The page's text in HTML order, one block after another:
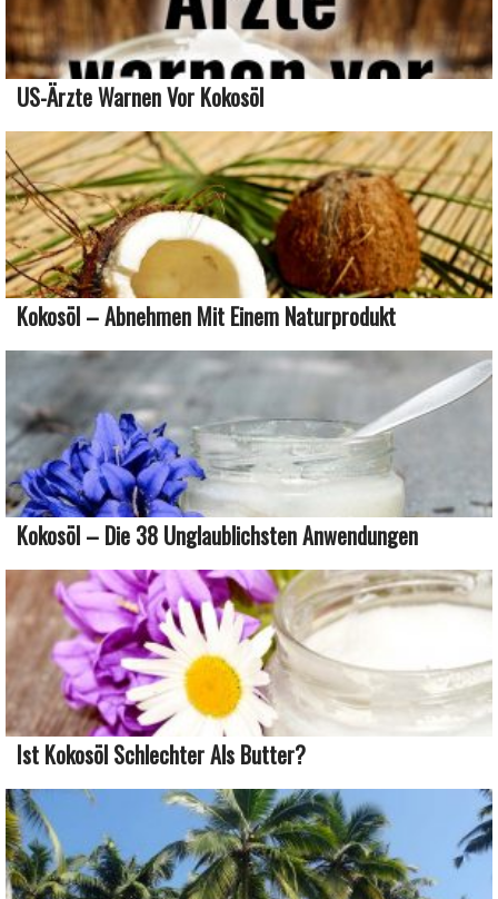
US-Ärzte Warnen Vor Kokosöl
Kokosöl – Abnehmen Mit Einem Naturprodukt
Kokosöl – Die 38 Unglaublichsten Anwendungen
Ist Kokosöl Schlechter Als Butter?